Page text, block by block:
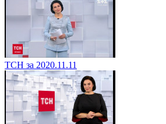
ТСН за 2020.11.11